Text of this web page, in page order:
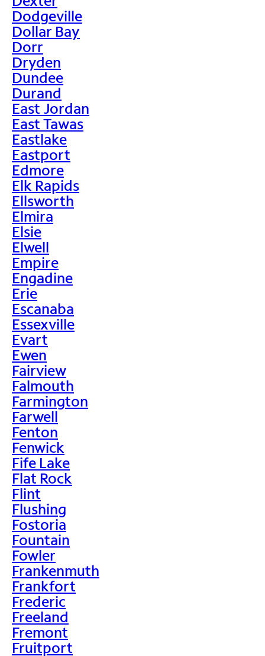
Dodgeville
Dollar Bay
Dorr
Dryden
Dundee
Durand
East Jordan
East Tawas
Eastlake
Eastport
Edmore
Elk Rapids
Ellsworth
Elmira
Elsie
Elwell
Empire
Engadine
Erie
Escanaba
Essexville
Evart
Ewen
Fairview
Falmouth
Farmington
Farwell
Fenton
Fenwick
Fife Lake
Flat Rock
Flint
Flushing
Fostoria
Fountain
Fowler
Frankenmuth
Frankfort
Frederic
Freeland
Fremont
Fruitport